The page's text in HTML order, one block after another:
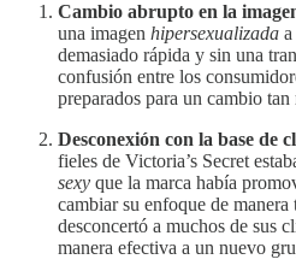
Cambio abrupto en la
una imagen hipersexualizada
demasiado rápida y sin una
confusión entre los
preparados para un cambio tan
Desconexión con la base de
fieles de Victoria’s Secret
sexy que la marca había
cambiar su enfoque de
desconcertó a muchos de sus
manera efectiva a un nuevo